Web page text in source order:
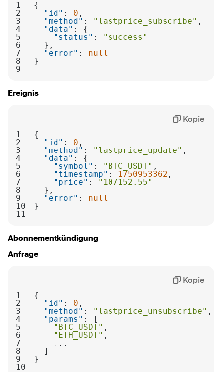
1
2
"id" : 0
3
"method" : "lastprice_subscribe"
4
"data"
5
"status" :
"success"
6
7
"error" : null
8
9
Ereignis
1
2
"id" : 0
3
"method" : "lastprice_update"
4
"data"
5
"symbol" : "BTC_USDT"
6
"timestamp" : 1750953362
7
"price" :
"107152.55"
8
9
"error" : null
10
11
Kopie
Abonnementkündigung
Anfrage
1
2
"id" : 0
3
"method" :
"lastprice_unsubscribe"
4
"params"
5
"BTC_USDT"
6
"ETH_USDT"
7
8
9
10
Kopie